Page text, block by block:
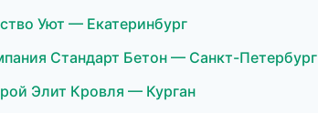
Уют — Екатеринбург
Стандарт Бетон — Санкт-Петербург
Элит Кровля — Курган